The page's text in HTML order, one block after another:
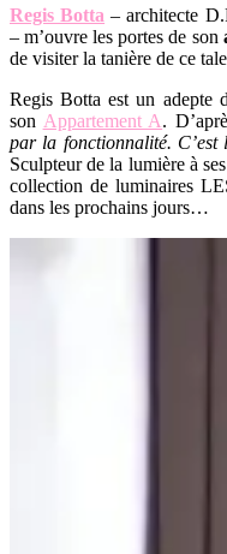
Regis Botta – architecte
– m’ouvre les portes de son
de visiter la tanière de ce
Regis Botta est un adepte
son Appartement A.
par la fonctionnalité. C’est
Sculpteur de la lumière à
collection de luminaires
dans les prochains jours…